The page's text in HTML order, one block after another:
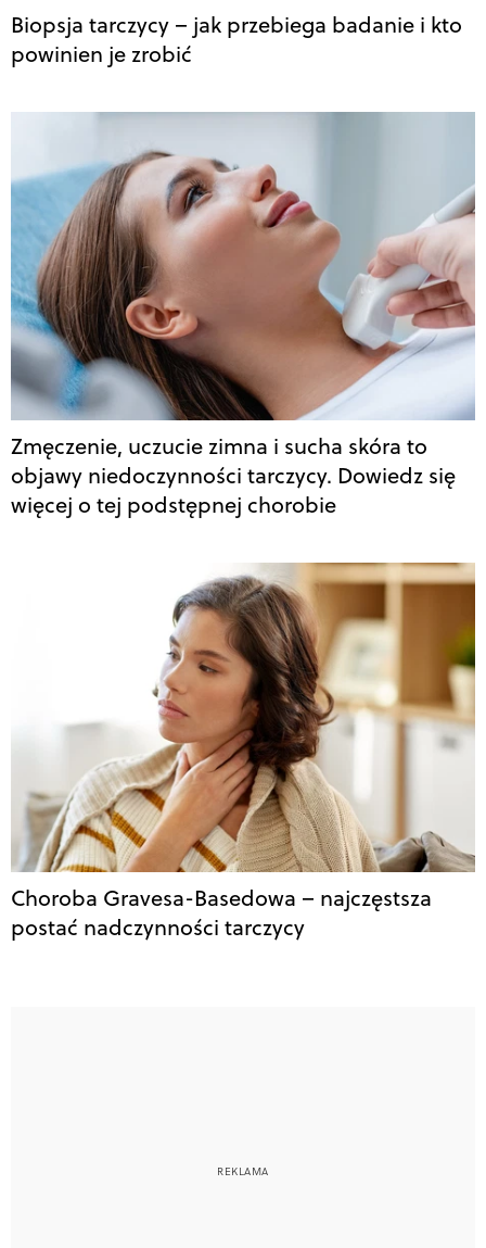
Biopsja tarczycy – jak przebiega badanie i kto
powinien je zrobić
Zmęczenie, uczucie zimna i sucha skóra to
objawy niedoczynności tarczycy. Dowiedz się
więcej o tej podstępnej chorobie
Choroba Gravesa-Basedowa – najczęstsza
postać nadczynności tarczycy